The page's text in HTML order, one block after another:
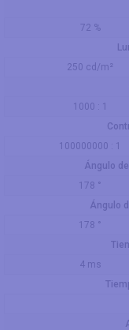
72 %
250 cd/m²
1000 : 1
100000000 : 1
Ángulo
178 °
Ángulo
178 °
4 ms